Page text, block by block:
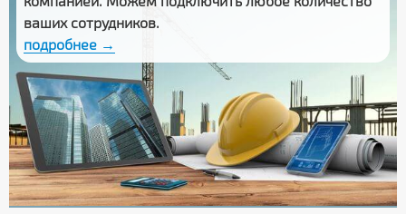
ваших сотрудников.
подробнее →